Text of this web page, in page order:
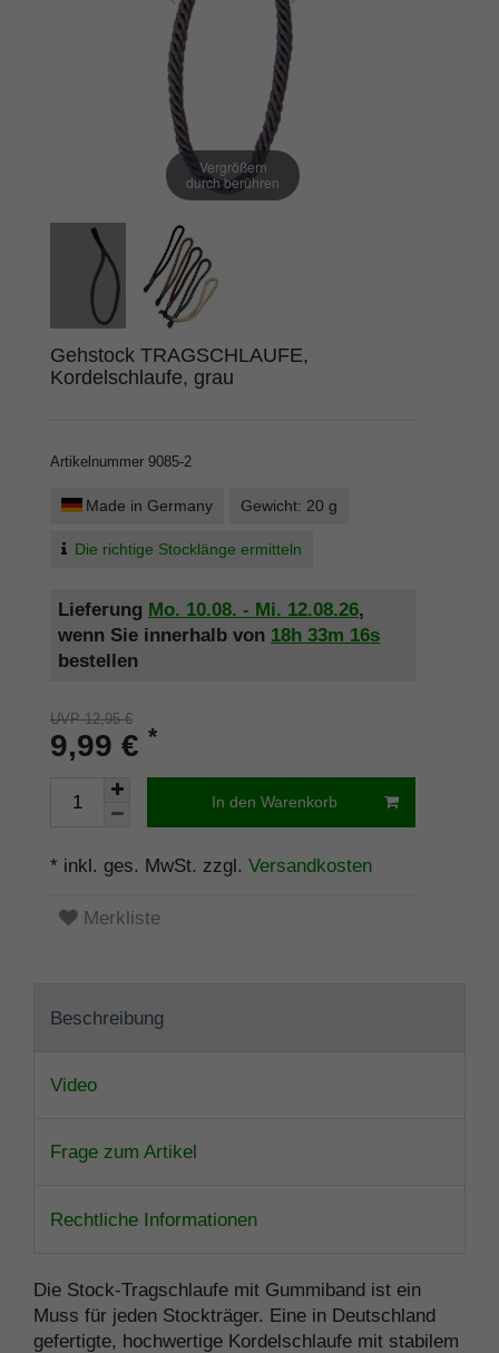
Vergrößern
durch berühren
Gehstock TRAGSCHLAUFE,
Kordelschlaufe, grau
Artikelnummer 9085-2
Made in Germany Gewicht: 20 g
Die richtige Stocklänge ermitteln
Lieferung Mo. 10.08. - Mi. 12.08.26,
wenn Sie innerhalb von 18h 33m 16s
bestellen
UVP 12,95 €
9,99 € *
In den Warenkorb
* inkl. ges. MwSt. zzgl. Versandkosten
Merkliste
Beschreibung
Video
Frage zum Artikel
Rechtliche Informationen
Die Stock-Tragschlaufe mit Gummiband ist ein
Muss für jeden Stockträger. Eine in Deutschland
gefertigte, hochwertige Kordelschlaufe mit stabilem